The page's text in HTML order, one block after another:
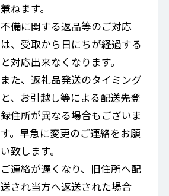
兼ねます。
不備に関する返品等のご対応
は、受取から日にちが経過する
と対応出来なくなります。
また、返礼品発送のタイミング
と、お引越し等による配送先登
録住所が異なる場合もございま
す。早急に変更のご連絡をお願
い致します。
ご連絡が遅くなり、旧住所へ配
送され当方へ返送された場合